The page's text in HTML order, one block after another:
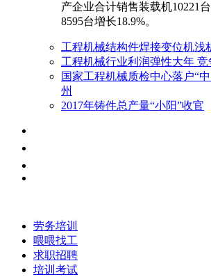
产企业合计销售装载机10221
8595台增长18.9%。
工程机械结构件焊接变位机浅
工程机械行业利润弹性大年 竞
国家工程机械质检中心落户“
州
2017年铸件总产量“小阳”收官
劳务培训
喂喂找工
求职招聘
培训考试